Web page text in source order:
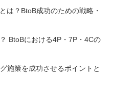
は？BtoB成功のための戦略・
BtoBにおける4P・7P・4Cの
施策を成功させるポイントと